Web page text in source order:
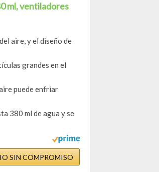
ml, ventiladores
aire, y el diseño de
grandes en el
puede enfriar
380 ml de agua y se
SIN COMPROMISO